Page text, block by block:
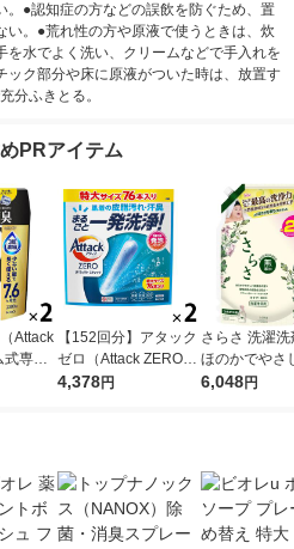
。●認知症の方などの誤飲を防ぐため、置
い。●荒れ性の方や原液で使うときは、炊
水でよく洗い、クリームなどで手入れを
ック部分や床に原液がついた時は、放置す
分ふきとる。
PRアイテム
Attack
式専用
ャン
【152回分】アタック
ゼロ（Attack ZERO）
パーフェクトスティッ
4,378円
さらさ 洗濯
ほのかでやさ
系の香り 詰め
6,048円